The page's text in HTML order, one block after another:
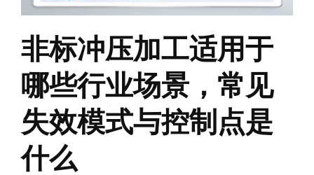
非标冲压加工适用于
哪些行业场景，常见
失效模式与控制点是
什么